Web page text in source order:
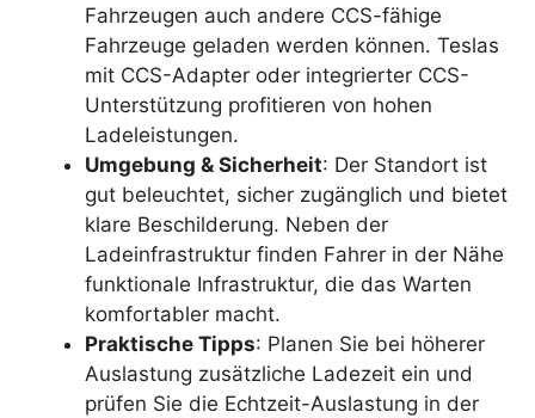
Fahrzeugen auch andere CCS-fähige
Fahrzeuge geladen werden können. Teslas
mit CCS-Adapter oder integrierter CCS-
Unterstützung profitieren von hohen
Ladeleistungen.
Umgebung & Sicherheit: Der Standort ist
gut beleuchtet, sicher zugänglich und bietet
klare Beschilderung. Neben der
Ladeinfrastruktur finden Fahrer in der Nähe
funktionale Infrastruktur, die das Warten
komfortabler macht.
Praktische Tipps: Planen Sie bei höherer
Auslastung zusätzliche Ladezeit ein und
prüfen Sie die Echtzeit-Auslastung in der